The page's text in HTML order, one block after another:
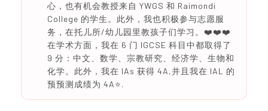
心，也有机会教授来自 YWGS 和 Raimondi
College 的学生。此外，我也积极参与志愿服
务，在托儿所/幼儿园里教孩子们学习。❤️❤️❤️
在学术方面，我在 6 门 IGCSE 科目中都取得了
9 分：中文、数学、宗教研究、经济学、生物和
化学。此外，我在 IAs 获得 4A,并且我在 IAL 的
预预测成绩为 4A⭐️.